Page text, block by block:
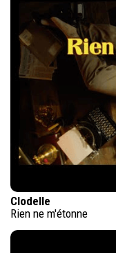
Clodelle
Rien ne m'étonne